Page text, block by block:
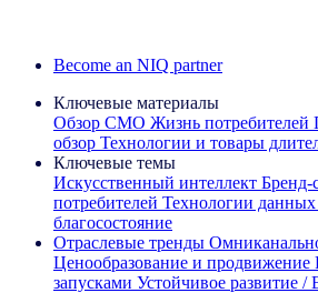
Become an NIQ partner
Ключевые материалы
Обзор CMO Жизнь потребителей
обзор Технологии и товары
Ключевые темы
Искусственный интеллект
потребителей Технологии данных
благосостояние
Отраслевые тренды
Ценообразование и продвижение
запусками Устойчивое развитие /